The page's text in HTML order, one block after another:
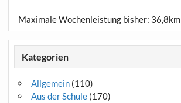
Maximale Wochenleistung bisher: 36,8km
Kategorien
Allgemein(110)
Aus der Schule(170)